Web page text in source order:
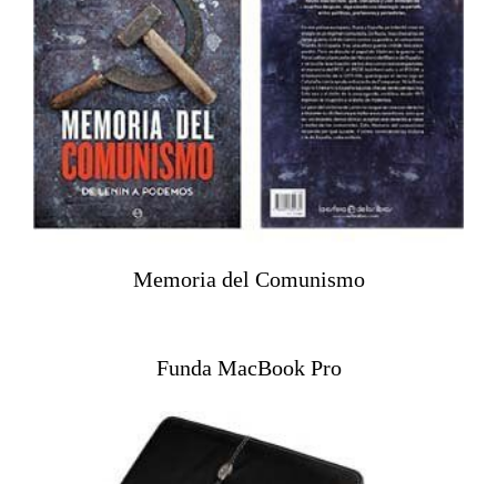
Memoria del Comunismo
Funda MacBook Pro